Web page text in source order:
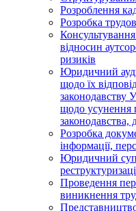
Розроблення
Розробка
відносин
ризиків
Юридичний
щодо їх
законодавству
щодо усунення
Розробка
інформації,
Юридичний
Проведення
виникнення